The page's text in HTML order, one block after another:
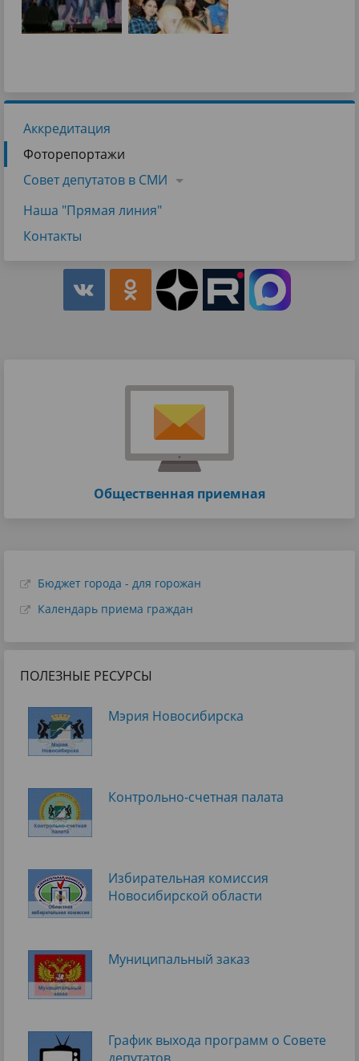
Аккредитация
Фоторепортажи
Совет депутатов в СМИ
Наша "Прямая линия"
Контакты
Общественная приемная
Бюджет города - для горожан
Календарь приема граждан
ПОЛЕЗНЫЕ РЕСУРСЫ
Мэрия Новосибирска
Контрольно-счетная палата
Избирательная комиссия
Новосибирской области
Муниципальный заказ
График выхода программ о Cовете